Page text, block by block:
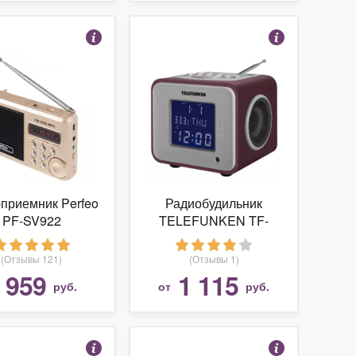
Perfeo
PF-SV922
(Отзывы 121)
959 руб.
Радиобудильник
TELEFUNKEN TF-
1575U
(Отзывы 1)
от 1 115 руб.